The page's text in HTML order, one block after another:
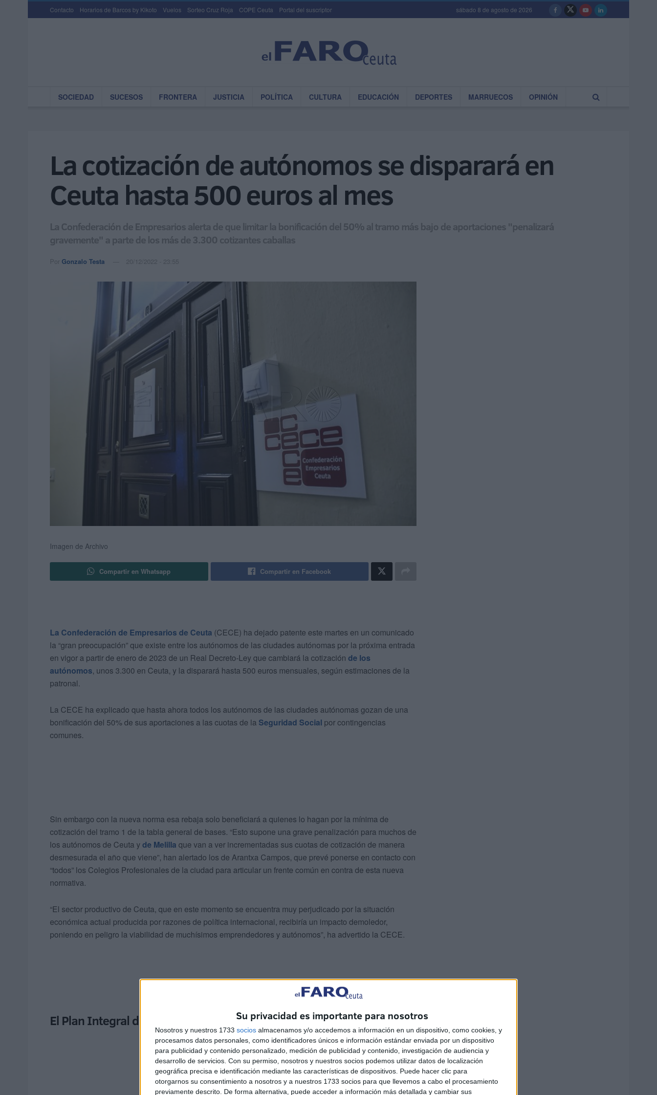
Su privacidad es importante para nosotros
Nosotros y nuestros 1733 socios almacenamos y/o accedemos a información en un dispositivo, como cookies, y
procesamos datos personales, como identificadores únicos e información estándar enviada por un dispositivo
para publicidad y contenido personalizado, medición de publicidad y contenido, investigación de audiencia y
desarrollo de servicios. Con su permiso, nosotros y nuestros socios podemos utilizar datos de localización
geográfica precisa e identificación mediante las características de dispositivos. Puede hacer clic para
otorgarnos su consentimiento a nosotros y a nuestros 1733 socios para que llevemos a cabo el procesamiento
previamente descrito. De forma alternativa, puede acceder a información más detallada y cambiar sus
Contacto Horarios de Barcos by Kikoto Vuelos Sorteo Cruz Roja COPE Ceuta Portal del suscriptor sábado 8 de agosto de 2026
SOCIEDAD SUCESOS FRONTERA JUSTICIA POLÍTICA CULTURA EDUCACIÓN DEPORTES MARRUECOS OPINIÓN
La cotización de autónomos se disparará en
Ceuta hasta 500 euros al mes
La Confederación de Empresarios alerta de que limitar la bonificación del 50% al tramo más bajo de aportaciones "penalizará
gravemente" a parte de los más de 3.300 cotizantes caballas
Por Gonzalo Testa 20/12/2022 - 23:55
Imagen de Archivo
Compartir en Whatsapp Compartir en Facebook
La Confederación de Empresarios de Ceuta (CECE) ha dejado patente este martes en un comunicado
la “gran preocupación” que existe entre los autónomos de las ciudades autónomas por la próxima entrada
en vigor a partir de enero de 2023 de un Real Decreto-Ley que cambiará la cotización de los
autónomos, unos 3.300 en Ceuta, y la disparará hasta 500 euros mensuales, según estimaciones de la
patronal.
La CECE ha explicado que hasta ahora todos los autónomos de las ciudades autónomas gozan de una
bonificación del 50% de sus aportaciones a las cuotas de la Seguridad Social por contingencias
comunes.
Sin embargo con la nueva norma esa rebaja solo beneficiará a quienes lo hagan por la mínima de
cotización del tramo 1 de la tabla general de bases. “Esto supone una grave penalización para muchos de
los autónomos de Ceuta yde Melilla que van a ver incrementadas sus cuotas de cotización de manera
desmesurada el año que viene”, han alertado los de Arantxa Campos, que prevé ponerse en contacto con
“todos” los Colegios Profesionales de la ciudad para articular un frente común en contra de esta nueva
normativa.
“El sector productivo de Ceuta, que en este momento se encuentra muy perjudicado por la situación
económica actual producida por razones de política internacional, recibiría un impacto demoledor,
poniendo en peligro la viabilidad de muchísimos emprendedores y autónomos”, ha advertido la CECE.
El Plan Integral de Desarrollo Económico para Ceuta